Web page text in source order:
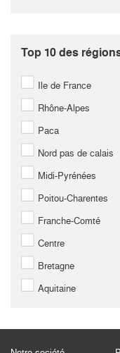
Top 10 des
Ile de France
Rhône-Alpes
Paca
Nord pas de calais
Midi-Pyrénées
Poitou-Charentes
Franche-Comté
Centre
Bretagne
Aquitaine